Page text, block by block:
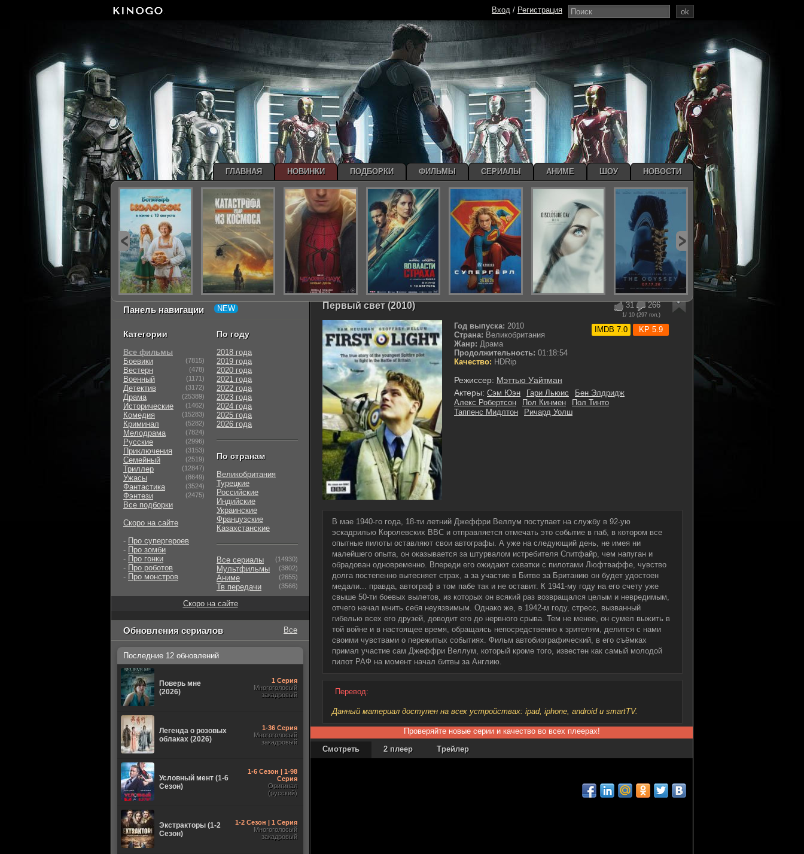
31 266
1/ 10 (297 гол.)
IMDB 7.0 KP 5.9
Первый свет (2010)
Год выпуска: 2010
Страна: Великобритания
Жанр: Драма
Продолжительность: 01:18:54
Качество: HDRip
Режиссер: Мэттью Уайтман
Актеры: Сэм Юэн Гари Льюис
Бен Элдридж
Алекс Робертсон
Пол Кинмен
Пол Тинто
Таппенс Мидлтон
Ричард Уолш
В мае 1940-го года, 18-ти летний Джеффри Веллум поступает на службу в 92-ую
эскадрилью Королевских ВВС и отправляется отмечать это событие в паб, в котором все
опытные пилоты оставляют свои автографы. А уже на следующий день, не имея ни
малейшего опыта, он оказывается за штурвалом истребителя Спитфайр, чем напуган и
обрадован одновременно. Впереди его ожидают схватки с пилотами Люфтваффе, чувство
долга постепенно вытесняет страх, а за участие в Битве за Британию он будет удостоен
медали... правда, автограф в том пабе так и не оставит. К 1941-му году на его счету уже
свыше 50-ти боевых вылетов, из которых он всякий раз возвращался целым и невредимым,
отчего начал мнить себя неуязвимым. Однако же, в 1942-м году, стресс, вызванный
гибелью всех его друзей, доводит его до нервного срыва. Тем не менее, он сумел выжить в
той войне и в настоящее время, обращаясь непосредственно к зрителям, делится с нами
своими чувствами о пережитых событиях. Фильм автобиографический, в его съёмках
примал участие сам Джеффри Веллум, который кроме того, известен как самый молодой
пилот РАФ на момент начал битвы за Англию.
Перевод:
Данный материал доступен на всех устройствах: ipad, iphone, android и smartTV.
Проверяйте новые серии и качество во всех плеерах!
Смотреть
2 плеер Трейлер
Панель навигации
Категории
Все фильмы
Боевики
(7815)
Вестерн (478)
Военный (1171)
Детектив (3172)
Драма (25389)
Исторические (1462)
Комедия (15283)
Криминал (5282)
Мелодрама (7824)
Русские (2996)
Приключения (3153)
Семейный (2519)
Триллер (12847)
Ужасы (8649)
Фантастика (3524)
Фэнтези (2475)
Все подборки
Скоро на сайте
- Про супергероев
- Про зомби
- Про гонки
- Про роботов
- Про монстров
По году
2018 года
2019 года
2020 года
2021 года
2022 года
2023 года
2024 года
2025 года
2026 года
По странам
Великобритания
Турецкие
Российские
Индийские
Украинские
Французские
Казахстанские
Все сериалы (14930)
Мультфильмы (3802)
Аниме (2655)
Тв передачи (3566)
Скоро на сайте
Обновления сериалов Все
Последние 12 обновлений
Поверь мне
(2026)
1 Серия
Многоголосый
закадровый
Легенда о розовых
облаках (2026)
1-36 Серия
Многоголосый
закадровый
Условный мент (1-6
Сезон)
1-6 Сезон | 1-98
Серия
Оригинал
(русский)
Экстракторы (1-2
Сезон)
1-2 Сезон | 1 Серия
Многоголосый
закадровый
ok
Вход / Регистрация
ГЛАВНАЯ НОВИНКИ ПОДБОРКИ ФИЛЬМЫ СЕРИАЛЫ АНИМЕ ШОУ НОВОСТИ